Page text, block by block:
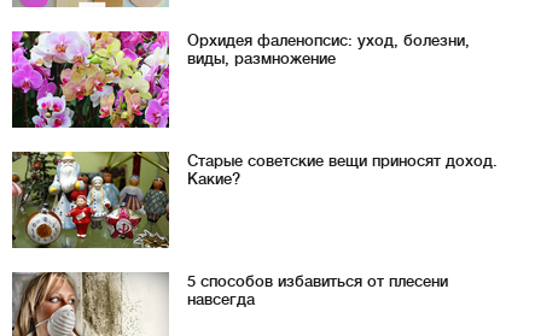
Орхидея фаленопсис: уход, болезни,
виды, размножение
Старые советские вещи приносят доход.
Какие?
5 способов избавиться от плесени
навсегда